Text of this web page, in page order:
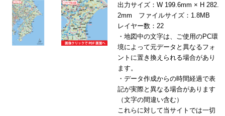
出力サイズ：W 199.6mm × H 282.
2mm ファイルサイズ：1.8MB
レイヤー数：22
・地図中の文字は、ご使用のPC環
境によって元データと異なるフォ
ントに置き換えられる場合があり
ます。
・データ作成からの時間経過で表
記が実際と異なる場合があります
（文字の間違い含む）
これらに対して当サイトでは一切